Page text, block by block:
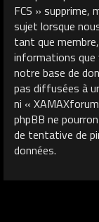
FCS » supprime,
sujet lorsque
tant que
informations que
notre base de
pas diffusées à
ni «
phpBB ne
de tentative de
données.